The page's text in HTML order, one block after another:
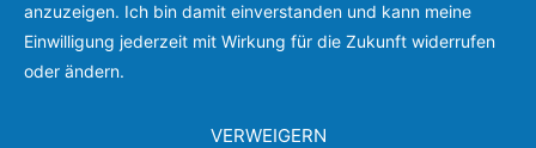
Menu
anzuzeigen. Ich bin damit einverstanden und kann meine
Einwilligung jederzeit mit Wirkung für die Zukunft widerrufen
oder ändern.
VERWEIGERN